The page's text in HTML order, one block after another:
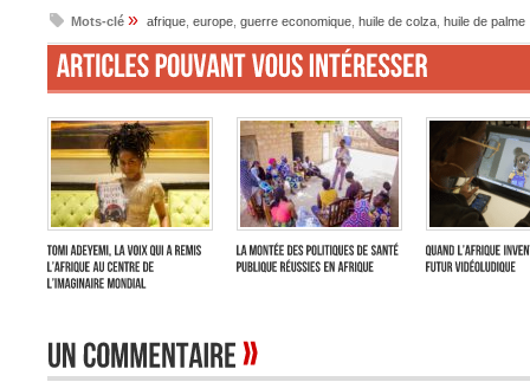
Mots-clé » afrique europe guerre economique huile de colza huile de palme